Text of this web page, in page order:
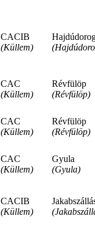
CACIB
(Küllem)
CAC
(Küllem)
Révfülöp
(Révfülöp)
CAC
(Küllem)
Révfülöp
(Révfülöp)
CAC
(Küllem)
Gyula
(Gyula)
CACIB
(Küllem)